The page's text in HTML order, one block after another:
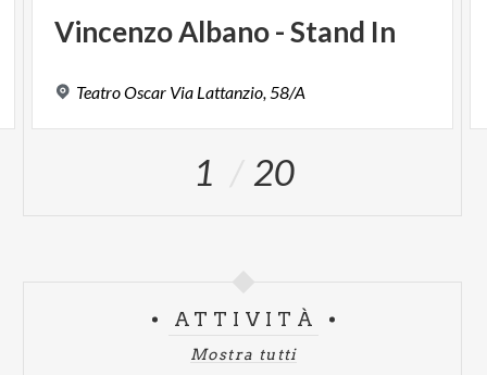
VincenzoAlbano-Stand In
TeatroOscar Via Lattanzio,58/A
1 20
ATTIVITÀ
Mostra tutti